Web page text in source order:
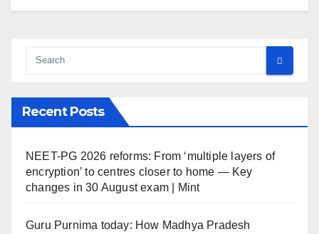
Recent Posts
NEET-PG 2026 reforms: From ‘multiple layers of
encryption’ to centres closer to home — Key
changes in 30 August exam | Mint
Guru Purnima today: How Madhya Pradesh